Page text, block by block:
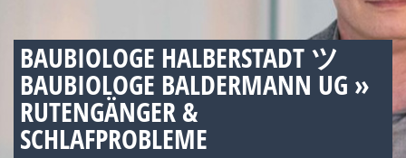
BAUBIOLOGE HALBERSTADT ツ
BAUBIOLOGE BALDERMANN UG »
RUTENGÄNGER &
SCHLAFPROBLEME